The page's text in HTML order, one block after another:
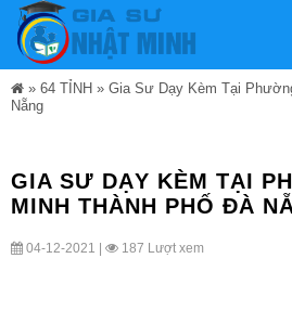
» 64 TỈNH » Gia Sư Dạy Kèm Tại
Nẵng
GIA SƯ DẠY KÈM TẠI
MINH THÀNH PHỐ ĐÀ
04-12-2021 | 187 Lượt xem